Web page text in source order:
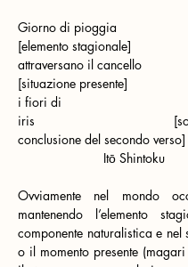
Giorno di pioggia
[elemento stagionale]
attraversano il cancello
[situazione presente]
i fiori di
iris
conclusione del secondo verso]
Itō Shintoku
Ovviamente nel mondo
mantenendo l’elemento
componente naturalistica e nel
o il momento presente